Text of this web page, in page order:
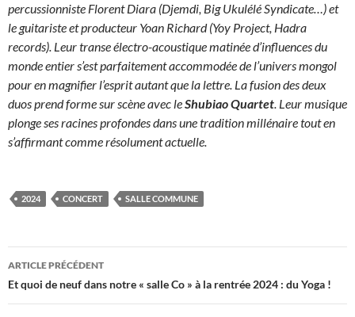
percussionniste Florent Diara (Djemdi, Big Ukulélé Syndicate…) et
le guitariste et producteur Yoan Richard (Yoy Project, Hadra
records). Leur transe électro-acoustique matinée d’influences du
monde entier s’est parfaitement accommodée de l’univers mongol
pour en magnifier l’esprit autant que la lettre. La fusion des deux
duos prend forme sur scène avec leShubiao Quartet. Leur musique
plonge ses racines profondes dans une tradition millénaire tout en
s’affirmant comme résolument actuelle.
2024 CONCERT SALLE COMMUNE
Navigation
des
ARTICLE PRÉCÉDENT
Et quoi de neuf dans notre « salle Co » à la rentrée 2024 : du Yoga !